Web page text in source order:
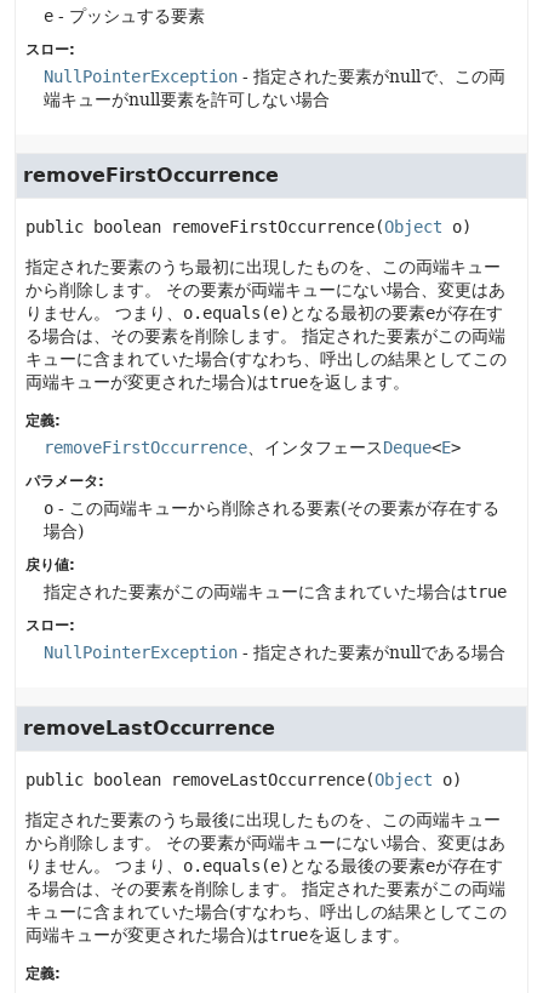
e - プッシュする要素
スロー:
NullPointerException - 指定された要素がnullで、この両
端キューがnull要素を許可しない場合
removeFirstOccurrence
public boolean removeFirstOccurrence(Object o)
指定された要素のうち最初に出現したものを、この両端キュー
から削除します。
その要素が両端キューにない場合、変更はあ
りません。
つまり、 o.equals(e) となる最初の要素eが存在す
る場合は、その要素を削除します。
指定された要素がこの両端
キューに含まれていた場合(すなわち、呼出しの結果としてこの
両端キューが変更された場合)はtrueを返します。
定義:
removeFirstOccurrence 、インタフェースDeque<E>
パラメータ:
o - この両端キューから削除される要素(その要素が存在する
場合)
戻り値:
指定された要素がこの両端キューに含まれていた場合はtrue
スロー:
NullPointerException - 指定された要素がnullである場合
removeLastOccurrence
public boolean removeLastOccurrence(Object o)
指定された要素のうち最後に出現したものを、この両端キュー
から削除します。
その要素が両端キューにない場合、変更はあ
りません。
つまり、 o.equals(e) となる最後の要素eが存在す
る場合は、その要素を削除します。
指定された要素がこの両端
キューに含まれていた場合(すなわち、呼出しの結果としてこの
両端キューが変更された場合)はtrueを返します。
定義: